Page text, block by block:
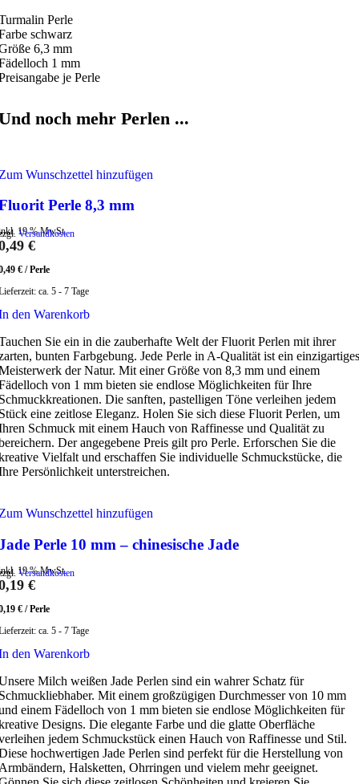
Perle
schwarz
6,3 mm
1 mm
je Perle
noch mehr Perlen ...
Wunschzettel hinzufügen
Perle 8,3 mm
19 % MwSt.
Versandkosten
€
€ /Perle
ca. 5 - 7 Tage
den Warenkorb
Sie ein in die zauberhafte Welt der Fluorit Perlen mit ihrer
bunten Farbgebung. Jede Perle in A-Qualität ist ein einzigartiges
der Natur. Mit einer Größe von 8,3 mm und einem
von 1 mm bieten sie endlose Möglichkeiten für Ihre
Die sanften, pastelligen Töne verleihen jedem
eine zeitlose Eleganz. Holen Sie sich diese Fluorit Perlen, um
Schmuck mit einem Hauch von Raffinesse und Qualität zu
Der angegebene Preis gilt pro Perle. Erforschen Sie die
Vielfalt und erschaffen Sie individuelle Schmuckstücke, die
Persönlichkeit unterstreichen.
Wunschzettel hinzufügen
Perle 10 mm – chinesische Jade
19 % MwSt.
Versandkosten
€
€ /Perle
ca. 5 - 7 Tage
den Warenkorb
Milch weißen Jade Perlen sind ein wahrer Schatz für
Mit einem großzügigen Durchmesser von 10 mm
einem Fädelloch von 1 mm bieten sie endlose Möglichkeiten für
Designs. Die elegante Farbe und die glatte Oberfläche
jedem Schmuckstück einen Hauch von Raffinesse und Stil.
hochwertigen Jade Perlen sind perfekt für die Herstellung von
Halsketten, Ohrringen und vielem mehr geeignet.